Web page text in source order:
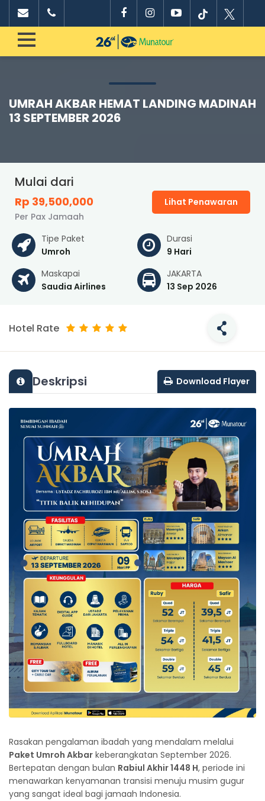
UMRAH AKBAR HEMAT LANDING MADINAH
13 SEPTEMBER 2026
Tipe Paket
Umroh
Durasi
9 Hari
Maskapai
Saudia Airlines
JAKARTA
13 Sep 2026
Mulai dari
Rp 39,500,000
Per Pax Jamaah
Lihat Penawaran
Hotel Rate
Deskripsi Download Flayer
Rasakan pengalaman ibadah yang mendalam melalui
Paket Umroh Akbar keberangkatan September 2026.
Bertepatan dengan bulan Rabiul Akhir 1448 H, periode ini
menawarkan kenyamanan transisi menuju musim gugur
yang sangat ideal bagi jamaah Indonesia.